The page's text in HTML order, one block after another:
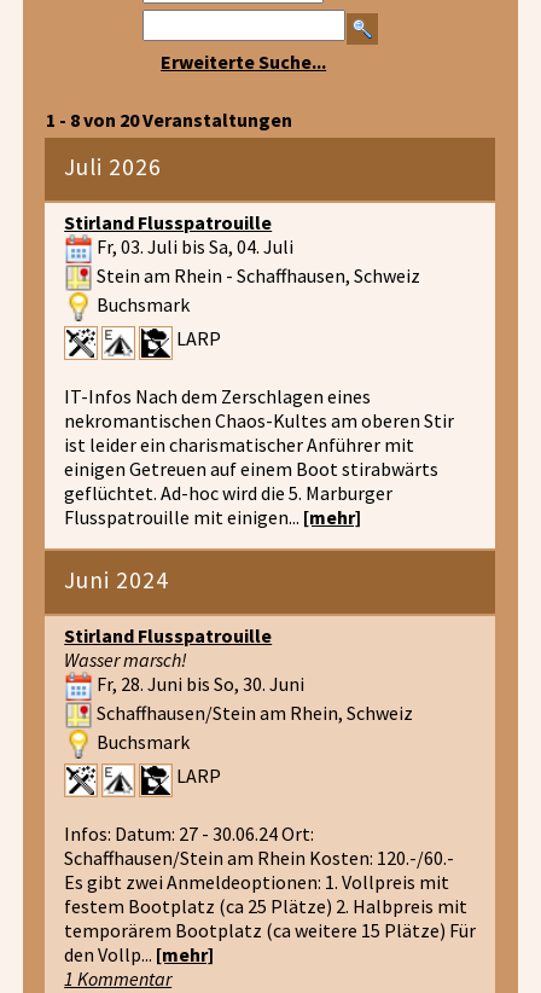
Erweiterte Suche...
1 - 8 von 20 Veranstaltungen
Juli 2026
Stirland Flusspatrouille
Fr, 03. Juli bis Sa, 04. Juli
Stein am Rhein - Schaffhausen, Schweiz
Buchsmark
LARP
IT-Infos Nach dem Zerschlagen eines
nekromantischen Chaos-Kultes am oberen Stir
ist leider ein charismatischer Anführer mit
einigen Getreuen auf einem Boot stirabwärts
geflüchtet. Ad-hoc wird die 5. Marburger
Flusspatrouille mit einigen... [mehr]
Juni 2024
Stirland Flusspatrouille
Wasser marsch!
Fr, 28. Juni bis So, 30. Juni
Schaffhausen/Stein am Rhein, Schweiz
Buchsmark
LARP
Infos: Datum: 27 - 30.06.24 Ort:
Schaffhausen/Stein am Rhein Kosten: 120.-/60.-
Es gibt zwei Anmeldeoptionen: 1. Vollpreis mit
festem Bootplatz (ca 25 Plätze) 2. Halbpreis mit
temporärem Bootplatz (ca weitere 15 Plätze) Für
den Vollp... [mehr]
1 Kommentar